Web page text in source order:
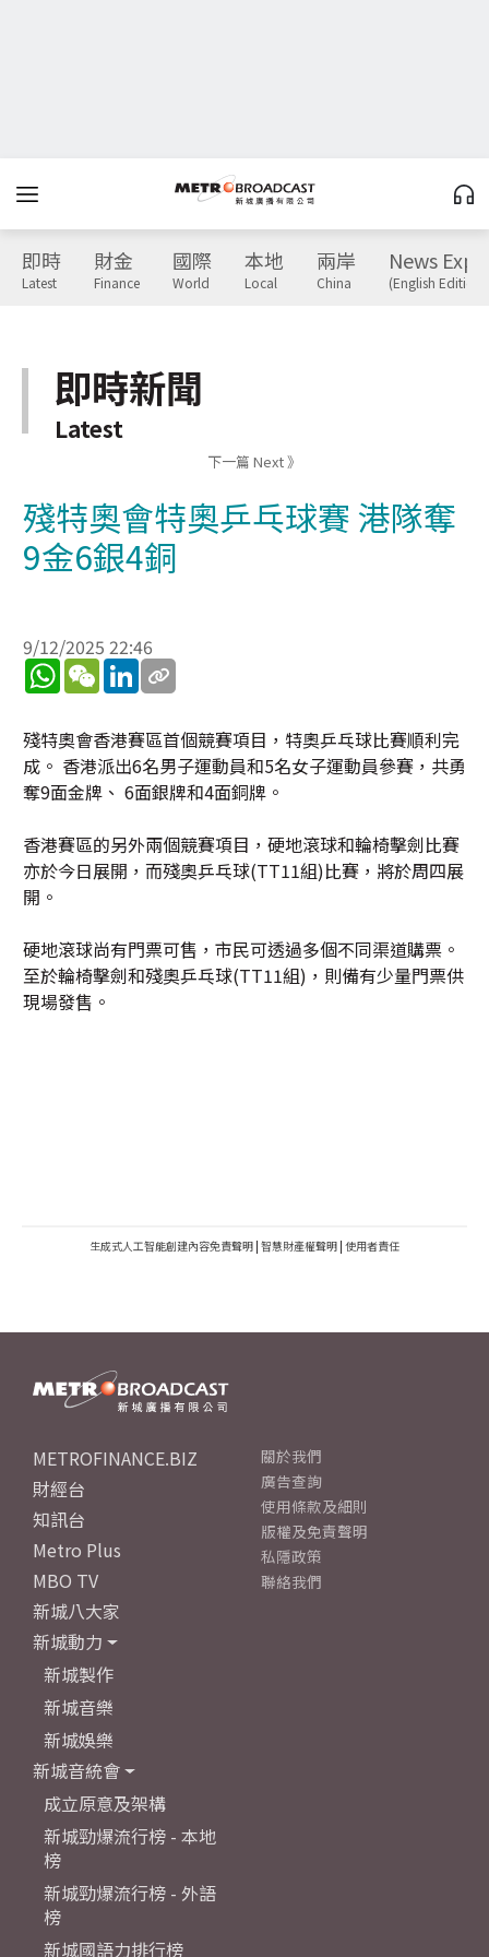
即時
Latest
財金
Finance
國際
World
本地
Local
兩岸
China
News
(English Edition)
即時新聞
Latest
下一篇 Next 》
殘特奧會特奧乒乓球賽 港隊奪
9金6銀4銅
9/12/2025 22:46
WhatsApp
WeChatLinkedIn
殘特奧會香港賽區首個競賽項目，特奧乒乓球比賽順利完
成。 香港派出6名男子運動員和5名女子運動員參賽，共勇
奪9面金牌、 6面銀牌和4面銅牌。
香港賽區的另外兩個競賽項目，硬地滾球和輪椅擊劍比賽
亦於今日展開，而殘奧乒乓球(TT11組)比賽，將於周四展
開。
硬地滾球尚有門票可售，市民可透過多個不同渠道購票。
至於輪椅擊劍和殘奧乒乓球(TT11組)，則備有少量門票供
現場發售。
生成式人工智能創建內容免責聲明 | 智慧財產權聲明 | 使用者責任
METROFINANCE.BIZ
財經台
知訊台
Metro Plus
MBO TV
新城八大家
新城動力
新城製作
新城音樂
新城娛樂
新城音統會
成立原意及架構
新城勁爆流行榜 - 本地
榜
新城勁爆流行榜 - 外語
榜
新城國語力排行榜
關於我們
廣告查詢
使用條款及細則
版權及免責聲明
私隱政策
聯絡我們